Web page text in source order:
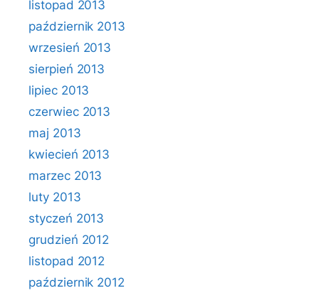
listopad 2013
październik 2013
wrzesień 2013
sierpień 2013
lipiec 2013
czerwiec 2013
maj 2013
kwiecień 2013
marzec 2013
luty 2013
styczeń 2013
grudzień 2012
listopad 2012
październik 2012